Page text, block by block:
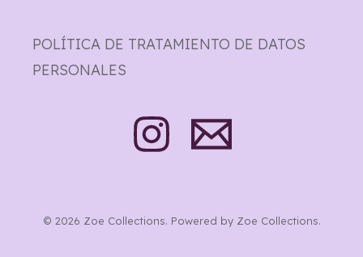
POLÍTICA DE TRATAMIENTO DE DATOS
PERSONALES
© 2026 Zoe Collections. Powered by Zoe Collections.